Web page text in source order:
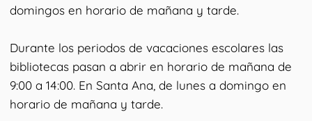
domingos en horario de mañana y tarde.
Durante los periodos de vacaciones escolares las
bibliotecas pasan a abrir en horario de mañana de
9:00 a 14:00. En Santa Ana, de lunes a domingo en
horario de mañana y tarde.